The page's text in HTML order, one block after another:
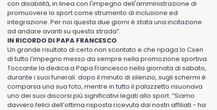
con disabilità, in linea con l'impegno dell'amministrazione di
promuovere lo sport come strumento di inclusione ed
integrazione. Per noi questa due giorni è stata una incitazione
ad andare avanti su questa strada”.
IN RICORDO DI PAPA FRANCESCO
Un grande risultato di certo non scontato e che ripaga lo Csen
di tutto l’impegno messo da sempre nella promozione sportiva.
Toccante la dedica a Papa Francesco nella giornata di sabato,
durante i suoi funerali: dopo il minuto di silenzio, sugli schermi è
comparsa una sua foto, mentre in tutto il palazzetto risuonava
uno dei suoi discorsi più significativi legati allo sport. “Siamo
davvero felici dell’ottima risposta ricevuta dai nostri affiliati - ha